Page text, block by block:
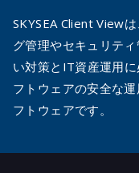
SKYSEA Client View
グ管理やセキュリテ
い対策とIT資産運用
フトウェアの安全な
フトウェアです。